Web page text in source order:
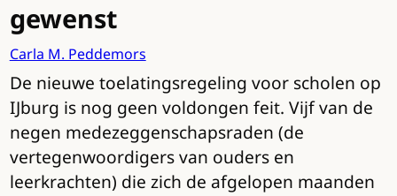
gewenst
Carla M. Peddemors
De nieuwe toelatingsregeling voor scholen op
IJburg is nog geen voldongen feit. Vijf van de
negen medezeggenschapsraden (de
vertegenwoordigers van ouders en
leerkrachten) die zich de afgelopen maanden